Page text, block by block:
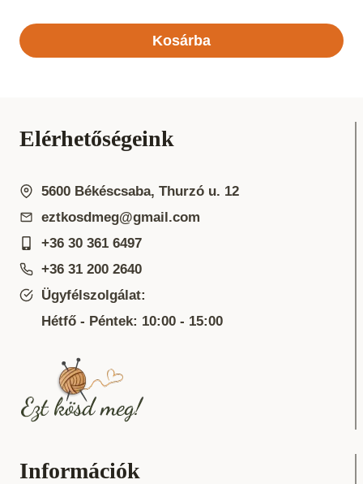
Kosárba
Elérhetőségeink
5600 Békéscsaba, Thurzó u. 12
eztkosdmeg@gmail.com
+36 30 361 6497
+36 31 200 2640
Ügyfélszolgálat:
Hétfő - Péntek: 10:00 - 15:00
Információk